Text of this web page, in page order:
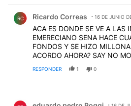
RC Ricardo Correas 16 DE JUNIO
ACA ES DONDE SE VE A LAS
EMERECIANO SENA HACE
FONDOS Y SE HIZO
ACORDO AHORA? SAY NO
RESPONDER 1 0